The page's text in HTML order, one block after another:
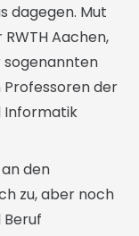
dagegen. Mut
Aachen,
sogenannten
der
Informatik
den
zu, aber noch
Beruf